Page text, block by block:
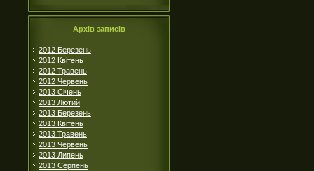
Архів записів
2012 Березень
2012 Квітень
2012 Травень
2012 Червень
2013 Січень
2013 Лютий
2013 Березень
2013 Квітень
2013 Травень
2013 Червень
2013 Липень
2013 Серпень